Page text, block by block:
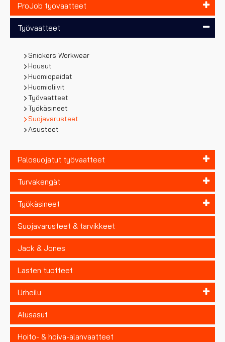
ProJob työvaatteet
Työvaatteet
Snickers Workwear
Housut
Huomiopaidat
Huomioliivit
Työvaatteet
Työkäsineet
Suojavarusteet
Asusteet
Palosuojatut työvaatteet
Turvakengät
Työkäsineet
Suojavarusteet & tarvikkeet
Jack & Jones
Lasten tuotteet
Urheilu
Alusasut
Hoito- & hoiva-alanvaatteet